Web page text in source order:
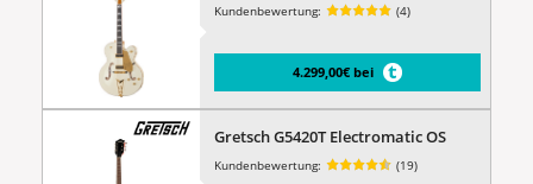
Kundenbewertung: (4)
4.299,00€ bei
Gretsch G5420T Electromatic OS
Kundenbewertung: (19)